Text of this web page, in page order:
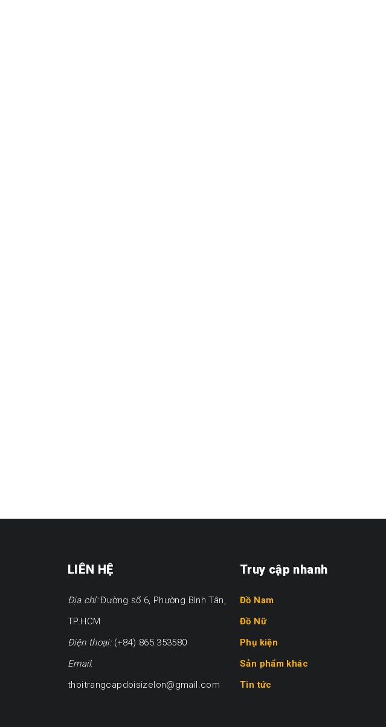
LIÊN HỆ
Địa chỉ:Đường số 6, Phường Bình Tân,
TP.HCM
Điện thoại:(+84) 865.353580
Email:
thoitrangcapdoisizelon@gmail.com
Truy cập nhanh
Đồ Nam
Đồ Nữ
Phụ kiện
Sản phẩm khác
Tin tức